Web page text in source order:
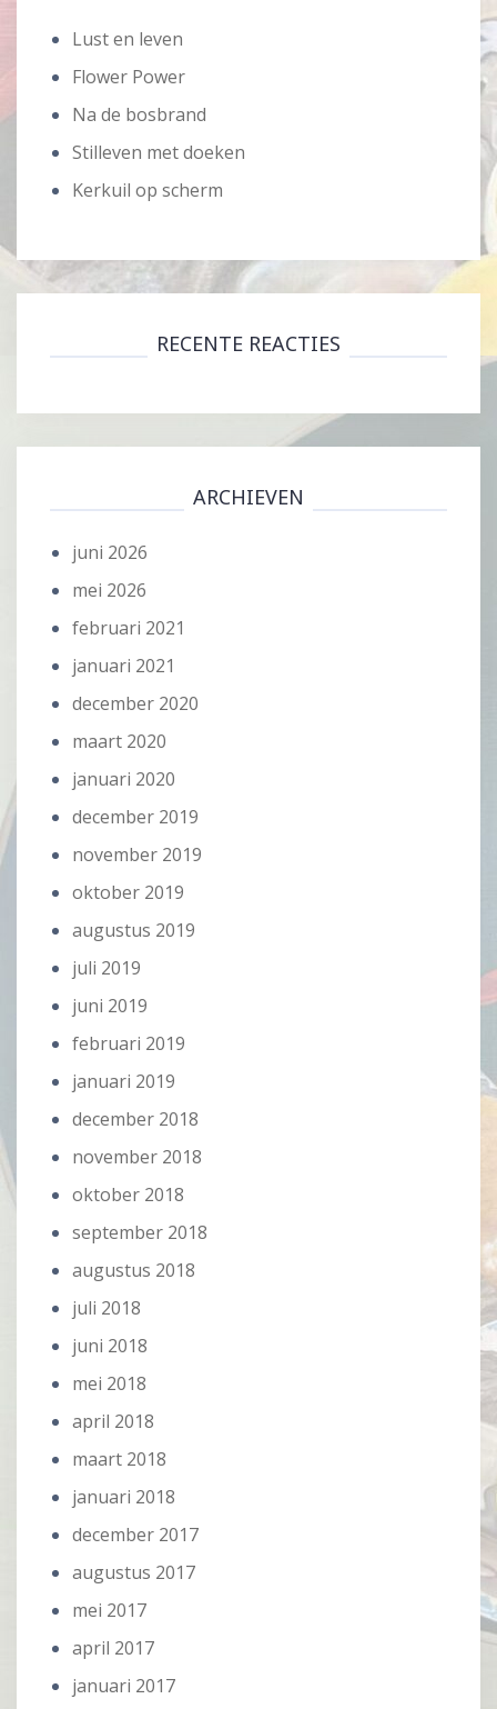
Lust en leven
Flower Power
Na de bosbrand
Stilleven met doeken
Kerkuil op scherm
RECENTE REACTIES
ARCHIEVEN
juni 2026
mei 2026
februari 2021
januari 2021
december 2020
maart 2020
januari 2020
december 2019
november 2019
oktober 2019
augustus 2019
juli 2019
juni 2019
februari 2019
januari 2019
december 2018
november 2018
oktober 2018
september 2018
augustus 2018
juli 2018
juni 2018
mei 2018
april 2018
maart 2018
januari 2018
december 2017
augustus 2017
mei 2017
april 2017
januari 2017